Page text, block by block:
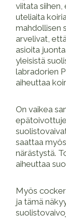
viitata
uteliaita
mahdollisen
arvelivat,
asioita
yleisistä
labradorien
aiheuttaa
On vaikea
saattaa
närästystä.
aiheuttaa
Myös
ja tämä